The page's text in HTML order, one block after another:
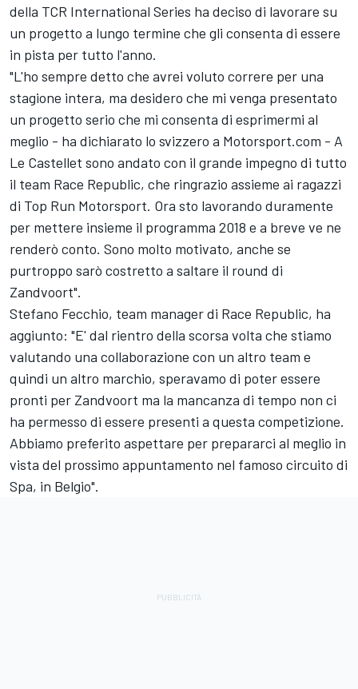
della TCR International Series ha deciso di lavorare su
un progetto a lungo termine che gli consenta di essere
in pista per tutto l'anno.
"L'ho sempre detto che avrei voluto correre per una
stagione intera, ma desidero che mi venga presentato
un progetto serio che mi consenta di esprimermi al
meglio - ha dichiarato lo svizzero a Motorsport.com - A
Le Castellet sono andato con il grande impegno di tutto
il team Race Republic, che ringrazio assieme ai ragazzi
di Top Run Motorsport. Ora sto lavorando duramente
per mettere insieme il programma 2018 e a breve ve ne
renderò conto. Sono molto motivato, anche se
purtroppo sarò costretto a saltare il round di
Zandvoort".
Stefano Fecchio, team manager di Race Republic, ha
aggiunto: "E' dal rientro della scorsa volta che stiamo
valutando una collaborazione con un altro team e
quindi un altro marchio, speravamo di poter essere
pronti per Zandvoort ma la mancanza di tempo non ci
ha permesso di essere presenti a questa competizione.
Abbiamo preferito aspettare per prepararci al meglio in
vista del prossimo appuntamento nel famoso circuito di
Spa, in Belgio".